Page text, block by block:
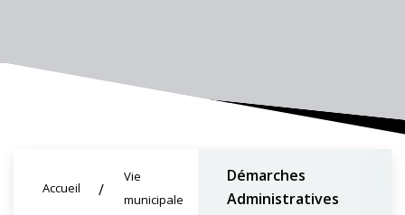
Accueil
Vie
municipale
Démarches
Administratives